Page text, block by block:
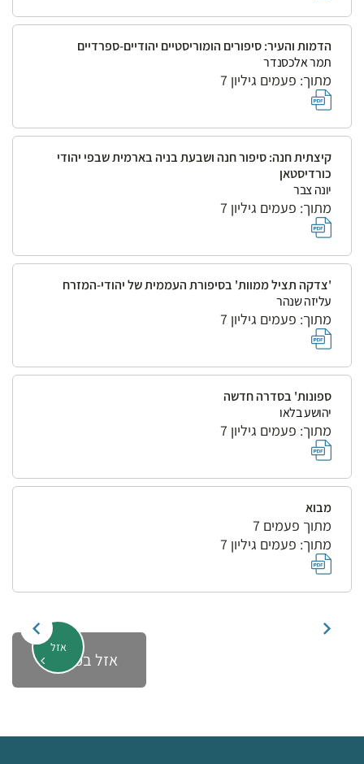
הדמות והעיר: סיפורים הומוריסטיים יהודיים-ספרדיים
תמר אלכסנדר
מתוך: פעמים גיליון 7
קיצתית חנה: סיפור חנה ושבעת בניה בארמית שבפי יהודי
כורדיסטאן
יונה צבר
מתוך: פעמים גיליון 7
'צדקה תציל ממוות' בסיפורת העממית של יהודי-המזרח
עליזה שנהר
מתוך: פעמים גיליון 7
ספונות' בסדרה חדשה
יהושע בלאו
מתוך: פעמים גיליון 7
מבוא
מתוך פעמים 7
מתוך: פעמים גיליון 7
אזל
אזל במלאי